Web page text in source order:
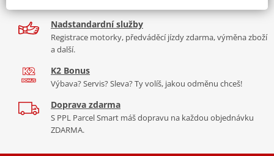
Zobrazit všechny produktyznačky PUIG
Nadstandardní služby
Registrace motorky, předváděcí jízdy zdarma, výměna zboží
a další.
K2 Bonus
Výbava? Servis? Sleva? Ty volíš, jakou odměnu chceš!
Doprava zdarma
S PPL Parcel Smart máš dopravu na každou objednávku
ZDARMA.